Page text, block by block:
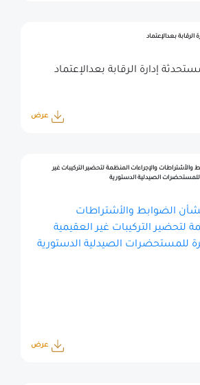
بعدالإعتماد
إدارة الرقابة بعدالإعتماد
عرض
والأشتراطات والإجراءات المنظمة لتحضير التركيبات غير
للمستحضرات الصيدلية الدستورية
الضوابط والأشتراطات
لتحضير التركيبات غير العقيمية
للمستحضرات الصيدلية الدستورية
عرض